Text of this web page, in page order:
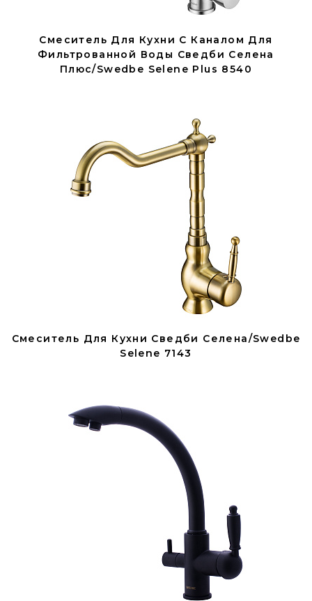
Смеситель Для Кухни С Каналом Для
Фильтрованной Воды Сведби Селена
Плюс/Swedbe Selene Plus 8540
Смеситель Для Кухни Сведби Селена/Swedbe
Selene 7143